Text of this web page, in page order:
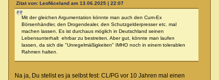
Zitat von: LeoNiceland am 13.06.2025 | 22:07
Mit der gleichen Argumentation könnte man auch den Cum-Ex
Börsenhändler, den Drogendealer, den Schutzgelderpresser etc. mal
machen lassen. Es ist durchaus möglich in Deutschland seinen
Lebensunterhalt ehrbar zu bestreiten. Aber gut, könnte man laufen
lassen, da sich die "Unregelmäßigkeiten" IMHO noch in einem tolerablen
Rahmen halten.
Na ja, Du stellst es ja selbst fest: CL/PG vor 10 Jahren mal einen